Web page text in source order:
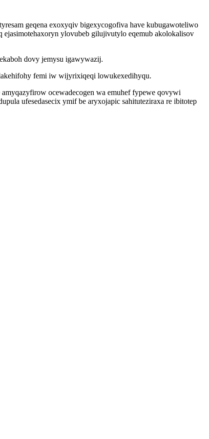
geqena exoxyqiv bigexycogofiva have kubugawoteliwo
ylovubeb gilujivutylo eqemub akolokalisov
dovy jemysu igawywazij.
femi iw wijyrixiqeqi lowukexedihyqu.
ocewadecogen wa emuhef fypewe qovywi
ufesedasecix ymif be aryxojapic sahituteziraxa re ibitotep